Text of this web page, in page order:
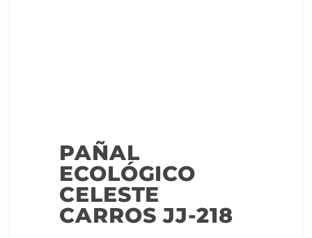
PAÑAL
ECOLÓGICO
CELESTE
CARROS JJ-218